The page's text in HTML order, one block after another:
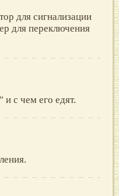
для сигнализации
для переключения
и с чем его едят.